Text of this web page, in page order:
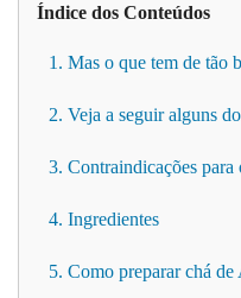
Índice dos Conteúdos
1. Mas o que tem de tão
2. Veja a seguir alguns
3. Contraindicações para
4. Ingredientes
5. Como preparar chá de